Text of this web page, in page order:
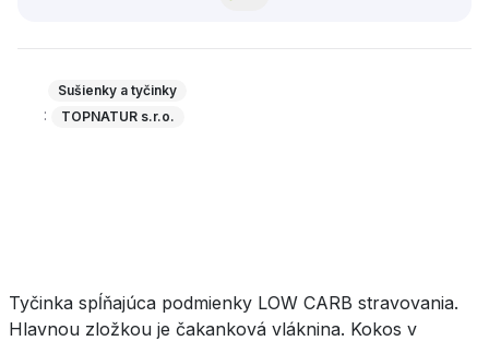
Sušienky a tyčinky
: TOPNATUR s.r.o.
Tyčinka spĺňajúca podmienky LOW CARB stravovania.
Hlavnou zložkou je čakanková vláknina. Kokos v